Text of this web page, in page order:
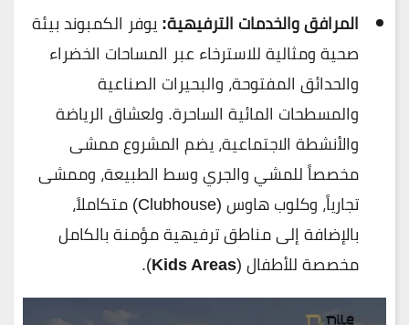
المرافق والخدمات الترفيهية:يوفر الكمبوند بيئة
صحية ومثالية للاسترخاء عبر المساحات الخضراء
والحدائق المفتوحة، والبحيرات الصناعية
والمسطحات المائية الساحرة. ولعشاق الرياضة
والأنشطة الاجتماعية، يضم المشروع ممشى
مخصصاً للمشي والجري وسط الطبيعة، وممشى
تجارياً، وكلوب هاوس (Clubhouse) متكاملاً،
بالإضافة إلى مناطق ترفيهية مؤمنة بالكامل
مخصصة للأطفال (Kids Areas
).